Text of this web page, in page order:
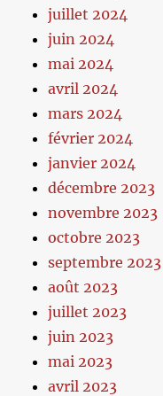
juillet 2024
juin 2024
mai 2024
avril 2024
mars 2024
février 2024
janvier 2024
décembre 2023
novembre 2023
octobre 2023
septembre 2023
août 2023
juillet 2023
juin 2023
mai 2023
avril 2023